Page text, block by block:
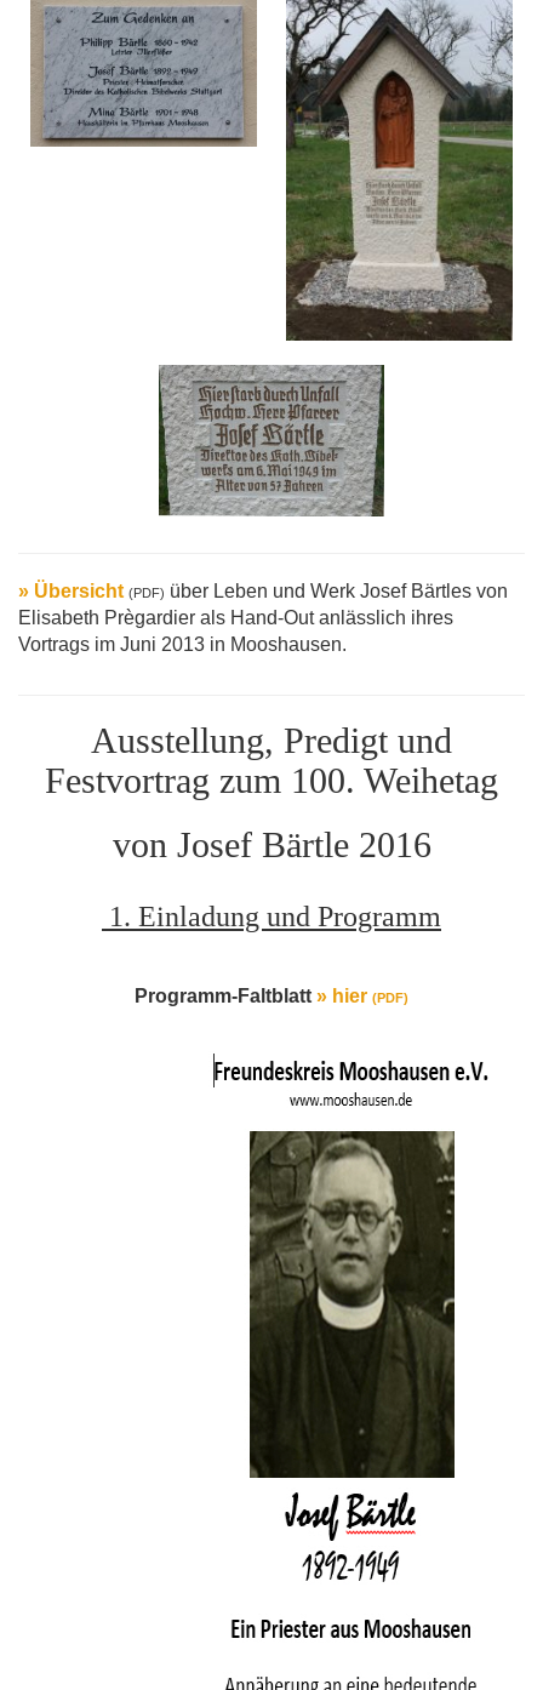
» Übersicht (PDF) über Leben und Werk Josef Bärtles von
Elisabeth Prègardier als Hand-Out anlässlich ihres
Vortrags im Juni 2013 in Mooshausen.
Ausstellung, Predigt und
Festvortrag zum 100. Weihetag
von Josef Bärtle 2016
1. Einladung und Programm
Programm-Faltblatt » hier (PDF)